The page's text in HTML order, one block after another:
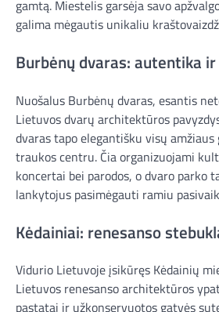
gamtą. Miestelis garsėja savo
galima mėgautis unikaliu
Burbėnų dvaras: autentika
Nuošalus Burbėnų dvaras, esantis
Lietuvos dvarų architektūros
dvaras tapo elegantišku visų
traukos centru. Čia organizuojami
koncertai bei parodos, o dvaro parko
lankytojus pasimėgauti ramiu
Kėdainiai: renesanso
Vidurio Lietuvoje įsikūręs Kėdainių
Lietuvos renesanso architektūros
pastatai ir užkonservuotos gatvės